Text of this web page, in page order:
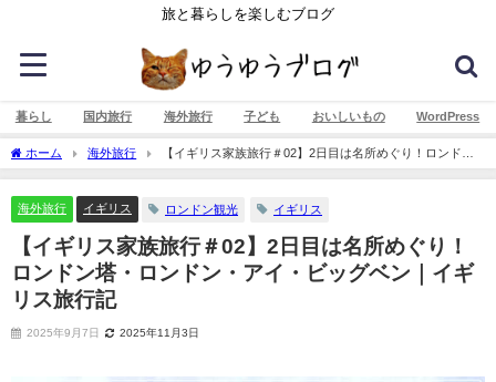
旅と暮らしを楽しむブログ
暮らし 国内旅行 海外旅行 子ども おいしいもの WordPress
ホーム 海外旅行
【イギリス家族旅行＃02】2日目は名所めぐり！ロンドン
塔・ロンドン・アイ・ビッグベン｜イギリス旅行記
海外旅行 イギリス ロンドン観光 イギリス
【イギリス家族旅行＃02】2日目は名所めぐり！
ロンドン塔・ロンドン・アイ・ビッグベン｜イギ
リス旅行記
2025年9月7日 2025年11月3日